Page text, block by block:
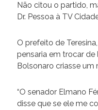
Não citou o partido,
Dr. Pessoa à TV
O prefeito de
pensaria em trocar
Bolsonaro criasse um
“O senador Elmano
disse que se ele me